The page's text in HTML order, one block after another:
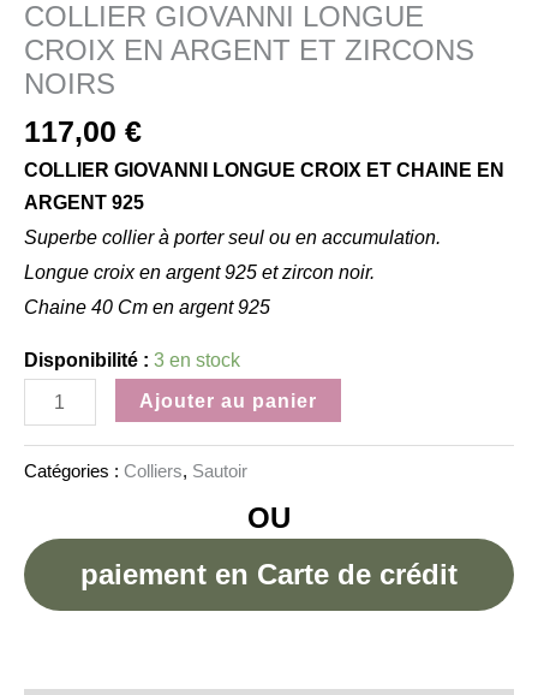
COLLIER GIOVANNI LONGUE
CROIX EN ARGENT ET ZIRCONS
NOIRS
117,00 €
COLLIER GIOVANNI LONGUE CROIX ET CHAINE EN
ARGENT 925
Superbe collier à porter seul ou en accumulation.
Longue croix en argent 925 et zircon noir.
Chaine 40 Cm en argent 925
Disponibilité : 3 en stock
Ajouter au panier
Catégories : Colliers, Sautoir
OU
paiement en Carte de crédit